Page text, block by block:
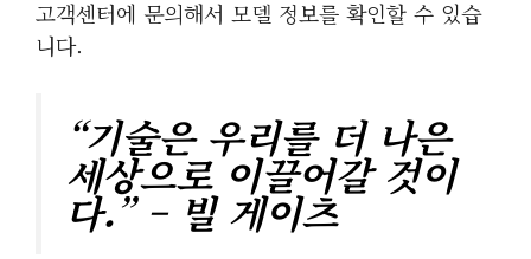
고객센터에 문의해서 모델 정보를 확인할 수 있습
니다.
“기술은 우리를 더 나은
세상으로 이끌어갈 것이
다.” – 빌 게이츠